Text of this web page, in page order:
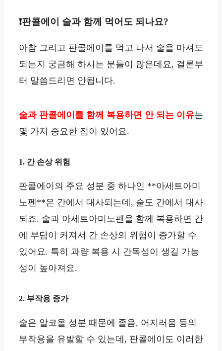
❗판콜에이 술과 함께 먹어도 되나요?
아참 그리고 판콜에이를 먹고 나서 술을 마셔도
되는지 궁금해 하시는 분들이 많은데요, 결론부
터 말씀드리면 안됩니다.
술과 판콜에이를 함께 복용하면 안 되는 이유는
몇 가지 중요한 점이 있어요.
1. 간 손상 위험
판콜에이의 주요 성분 중 하나인 **아세트아미
노펜**은 간에서 대사되는데, 술도 간에서 대사
되죠. 술과 아세트아미노펜을 함께 복용하면 간
에 부담이 커져서 간 손상의 위험이 증가할 수
있어요. 특히 과량 복용 시 간독성이 생길 가능
성이 높아져요.
2. 부작용 증가
술은 알코올 성분 때문에 졸음, 어지러움 등의
부작용을 유발할 수 있는데, 판콜에이도 이러한